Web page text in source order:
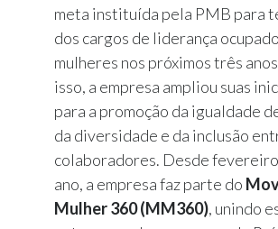
meta instituída pela PMB para
dos cargos de liderança
mulheres nos próximos três
isso, a empresa ampliou suas
para a promoção da igualdade
da diversidade e da inclusão
colaboradores. Desde
ano, a empresa faz parte do
Mulher 360 (MM360), unindo